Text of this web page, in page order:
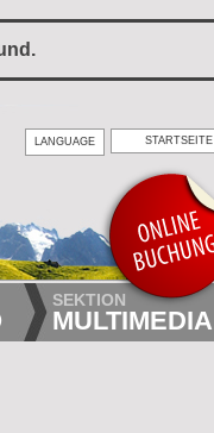
STARTSEITE
LANGUAGE
SEKTION
MULTIMEDIA